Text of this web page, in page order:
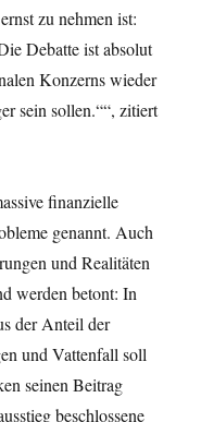
zu nehmen ist:
Debatte ist absolut
Konzerns wieder
sein sollen.““, zitiert
finanzielle
genannt. Auch
und Realitäten
werden betont: In
der Anteil der
und Vattenfall soll
seinen Beitrag
beschlossene